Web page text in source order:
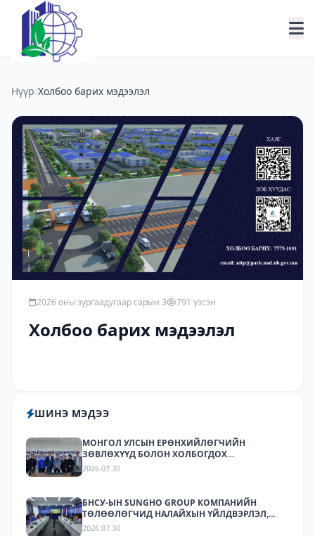
Нүүр/Холбоо барих мэдээлэл
2026 оны зургаадугаар сарын 3 791 үзсэн
Холбоо барих мэдээлэл
ШИНЭ МЭДЭЭ
МОНГОЛ УЛСЫН ЕРӨНХИЙЛӨГЧИЙН
ЗӨВЛӨХҮҮД БОЛОН ХОЛБОГДОХ
БАЙГУУЛЛАГУУДЫН ТӨЛӨӨЛӨЛ НАЛАЙХЫН
2026.07.30
БНСУ-ЫН SUNGHO GROUP КОМПАНИЙН
ТӨЛӨӨЛӨГЧИД НАЛАЙХЫН ҮЙЛДВЭРЛЭЛ,
ТЕХНОЛОГИЙН ПАРКТ АЖИЛЛАЛАА.
2026.07.30